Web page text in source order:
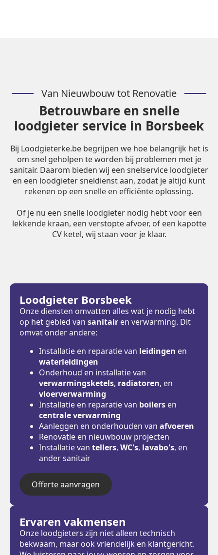
Van Nieuwbouw tot Renovatie
Betrouwbare en snelle
loodgieter service in Borsbeek
Bij Loodgieterke.be begrijpen we hoe belangrijk het is
om snel geholpen te worden bij problemen met je
sanitair. Daarom bieden wij een snelservice loodgieter
en een loodgieter sneldienst aan, zodat je altijd kunt
rekenen op een snelle en efficiënte oplossing.
Of je nu een snelle loodgieter nodig hebt voor een
lekkende kraan, een verstopte afvoer, of een kapotte
CV ketel, wij staan voor je klaar.
Loodgieter Borsbeek
Onze diensten omvatten alles wat je nodig hebt
op het gebied van sanitair en verwarming. Dit
omvat onder andere:
Installatie en reparatie van leidingen en
waterleidingen
Onderhoud en installatie van
verwarmingsketels, radiatoren, en
vloerverwarming
Installatie en reparatie van boilers en
centrale verwarming
Aanleggen en onderhouden van afvoeren
Renovatie en nieuwbouw projecten
Installatie van tellers, WC's, lavabo's, en
ander sanitair
Offerte aanvragen
Ervaren vakmensen
Onze loodgieters zijn niet alleen technisch
bekwaam, maar ook vriendelijk en klantgericht.